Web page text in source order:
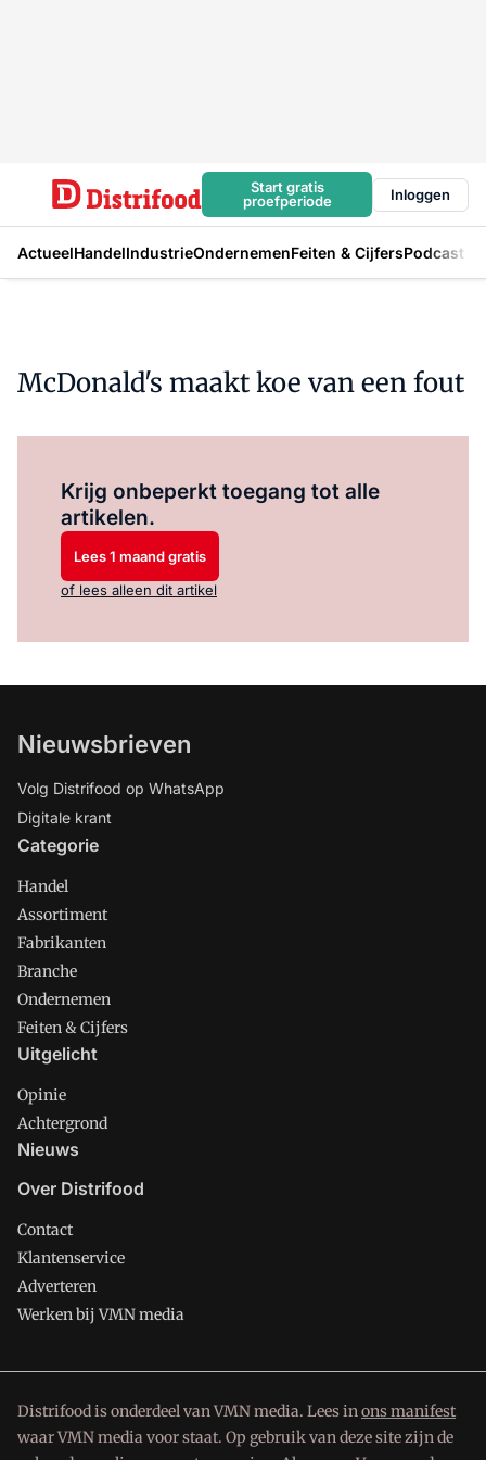
Start gratis
proefperiode
Inloggen
ActueelHandelIndustrieOndernemenFeiten & CijfersPodcast
McDonald's maakt koe van een fout
Krijg onbeperkt toegang tot alle
artikelen.
Lees 1 maand gratis
of lees alleen dit artikel
Nieuwsbrieven
Volg Distrifood op WhatsApp
Digitale krant
Categorie
Handel
Assortiment
Fabrikanten
Branche
Ondernemen
Feiten & Cijfers
Uitgelicht
Opinie
Achtergrond
Nieuws
Over Distrifood
Contact
Klantenservice
Adverteren
Werken bij VMN media
Distrifood is onderdeel van VMN media. Lees inons manifest
waar VMN media voor staat. Op gebruik van deze site zijn de